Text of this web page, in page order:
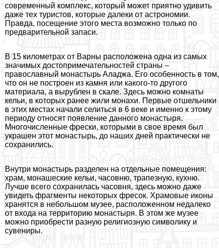
современный комплекс, который может приятно удивить
даже тех туристов, которые далеки от астрономии.
Правда, посещение этого места возможно только по
предварительной запаси.
В 15 километрах от Варны расположена одна из самых
значимых достопримечательностей страны –
православный монастырь Аладжа. Его особенность в том,
что он не построен из камня или какого-то другого
материала, а вырублен в скале. Здесь можно комнаты
кельи, в которых ранее жили монахи. Первые отшельники
в этих местах начали селиться в 6 веке и именно к этому
периоду относят появление данного монастыря.
Многочисленные фрески, которыми в свое время был
украшен этот монастырь, до наших дней пpaктически не
сохранились.
Внутри монастырь разделен на отдельные помещения:
храм, монашеские кельи, часовню, трапезную, кухню.
Лучше всего сохранилась часовня, здесь можно даже
увидеть фрагменты некоторых фресок. Храмовые иконы
хранятся в небольшом музее, расположенном недалеко
от входа на территорию монастыря. В этом же музее
можно приобрести разную религиозную символику и
сувениры.